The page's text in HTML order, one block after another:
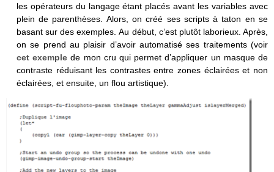
les opérateurs du langage étant placés avant les variables avec
plein de parenthèses. Alors, on créé ses scripts à taton en se
basant sur des exemples. Au début, c’est plutôt laborieux. Après,
on se prend au plaisir d’avoir automatisé ses traitements (voir
cet exemple de mon cru qui permet d’appliquer un masque de
contraste réduisant les contrastes entre zones éclairées et non
éclairées, et ensuite, un flou artistique).